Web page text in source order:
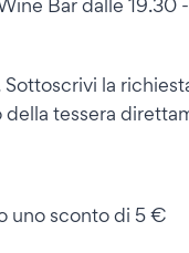
Bar dalle 19.30
la
tessera
uno sconto di 5 €